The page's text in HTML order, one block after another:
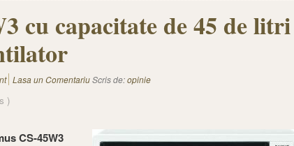
cu capacitate de 45 de litri
Lasa un ComentariuScris de:opinie
)
CS-45W3